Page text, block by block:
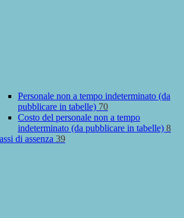
Personale non a tempo indeterminato (da
pubblicare in tabelle) 70
Costo del personale non a tempo
indeterminato (da pubblicare in tabelle) 8
di assenza 39